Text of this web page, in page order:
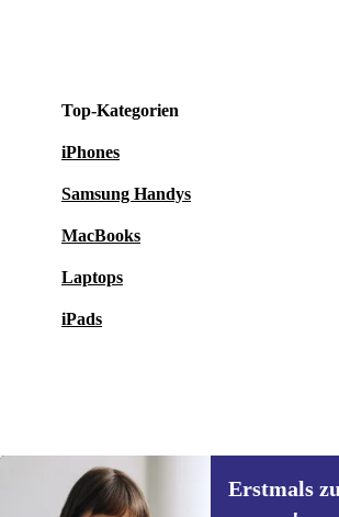
Top-Kategorien
iPhones
Samsung Handys
MacBooks
Laptops
iPads
29,99 €
Erstmals